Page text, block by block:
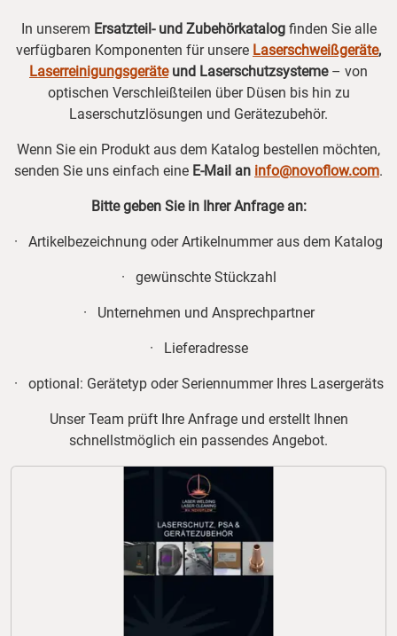
In unserem Ersatzteil- und Zubehörkatalogfinden Sie alle
verfügbaren Komponenten für unsere Laserschweißgeräte,
Laserreinigungsgeräteund Laserschutzsysteme– von
optischen Verschleißteilen über Düsen bis hin zu
Laserschutzlösungen und Gerätezubehör.
Wenn Sie ein Produkt aus dem Katalog bestellen möchten,
senden Sie uns einfach eine E-Mail an info@novoflow.com.
Bitte geben Sie in Ihrer Anfrage an:
· Artikelbezeichnung oder Artikelnummer aus dem Katalog
· gewünschte Stückzahl
· Unternehmen und Ansprechpartner
· Lieferadresse
· optional: Gerätetyp oder Seriennummer Ihres Lasergeräts
Unser Team prüft Ihre Anfrage und erstellt Ihnen
schnellstmöglich ein passendes Angebot.